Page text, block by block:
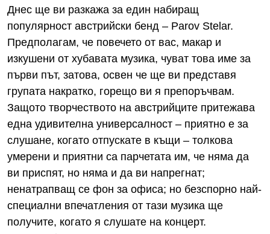
Днес ще ви разкажа за един набиращ
популярност австрийски бенд – Parov Stelar.
Предполагам, че повечето от вас, макар и
изкушени от хубавата музика, чуват това име за
първи път, затова, освен че ще ви представя
групата накратко, горещо ви я препоръчвам.
Защото творчеството на австрийците притежава
една удивителна универсалност – приятно е за
слушане, когато отпускате в къщи – толкова
умерени и приятни са парчетата им, че няма да
ви приспят, но няма и да ви напрегнат;
ненатрапващ се фон за офиса; но безспорно най-
специални впечатления от тази музика ще
получите, когато я слушате на концерт.